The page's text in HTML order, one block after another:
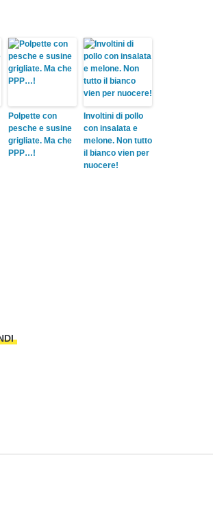
Polpette con
pesche e susine
grigliate. Ma che
PPP…!
Involtini di pollo
con insalata e
melone. Non tutto
il bianco vien per
nuocere!